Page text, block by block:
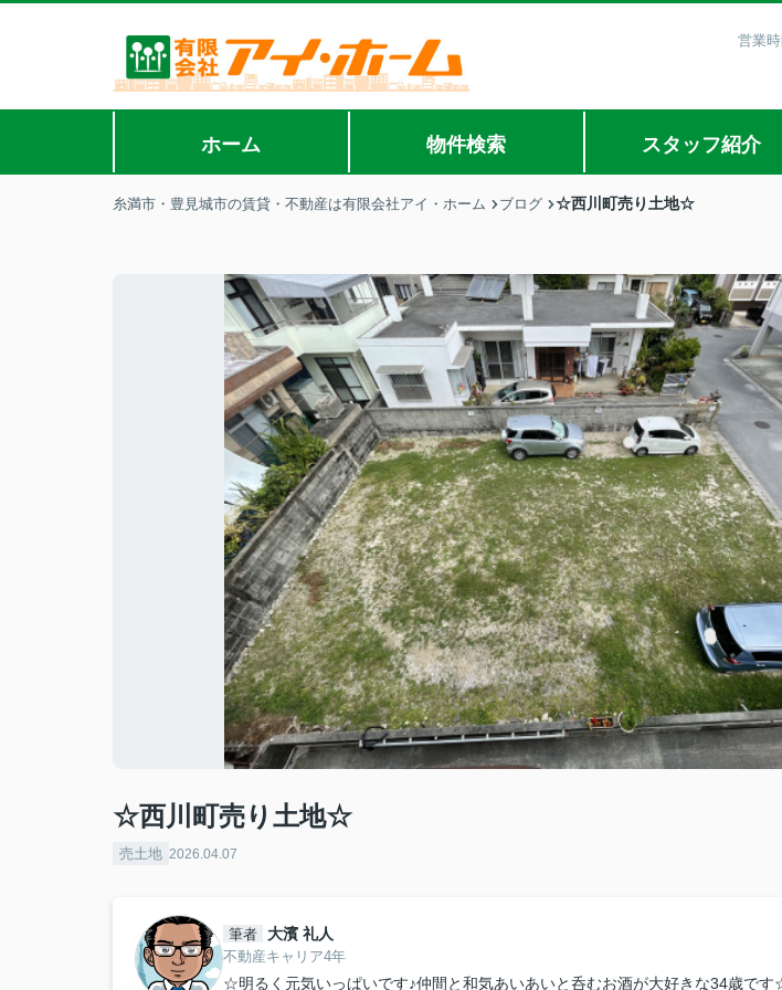
営業
ホーム 物件検索 スタッフ紹介
糸満市・豊見城市の賃貸・不動産は有限会社アイ・ホーム ブログ ☆西川町売り土地☆
☆西川町売り土地☆
売土地 2026.04.07
筆者 大濱 礼人
不動産キャリア4年
☆明るく元気いっぱいです♪仲間と和気あいあいと呑むお酒が大好きな34歳で